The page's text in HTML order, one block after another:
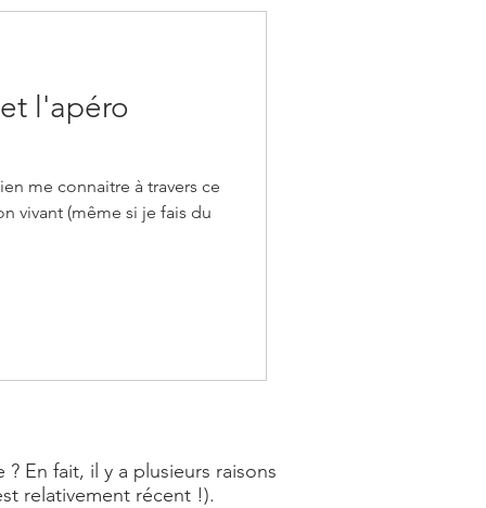
l'apéro
me connaitre à travers ce
vivant (même si je fais du
En fait, il y a plusieurs raisons
relativement récent !).